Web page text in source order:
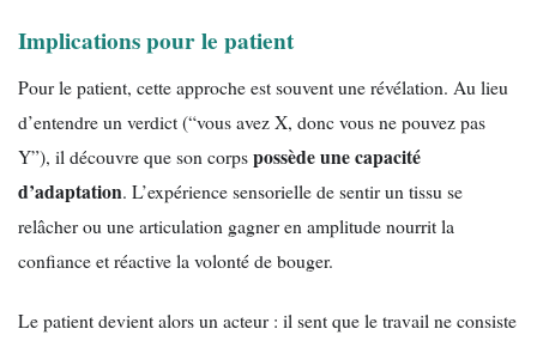
Implications pour le patient
Pour le patient, cette approche est souvent une révélation. Au lieu
d’entendre un verdict (“vous avez X, donc vous ne pouvez pas
Y”), il découvre que son corpspossède une capacité
d’adaptation. L’expérience sensorielle de sentir un tissu se
relâcher ou une articulation gagner en amplitude nourrit la
confiance et réactive la volonté de bouger.
Le patient devient alors un acteur : il sent que le travail ne consiste